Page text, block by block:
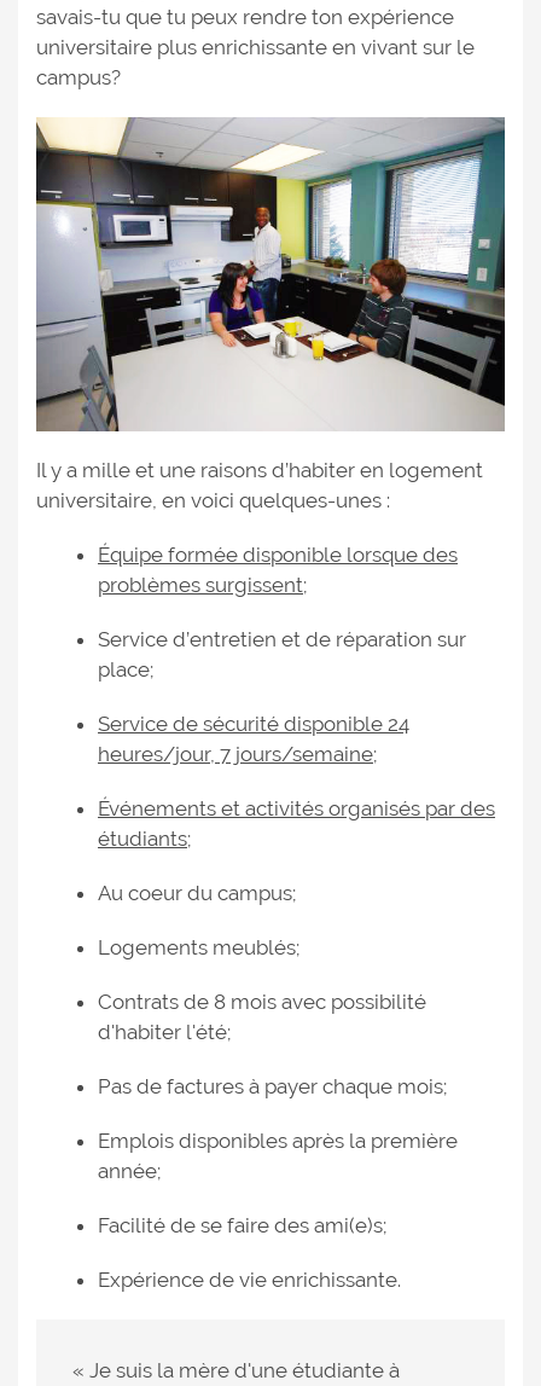
savais-tu que tu peux rendre ton expérience
universitaire plus enrichissante en vivant sur ​​le
campus?
Il y a mille et une raisons d’habiter en logement
universitaire, en voici quelques-unes :
Équipe formée disponible lorsque des
problèmes surgissent;
Service d’entretien et de réparation sur
place;
Service de sécurité disponible 24
heures/jour, 7 jours/semaine;
Événements et activités organisés par des
étudiants;
Au coeur du campus;
Logements meublés;
Contrats de 8 mois avec possibilité
d'habiter l'été;
Pas de factures à payer chaque mois;
Emplois disponibles après la première
année;
Facilité de se faire des ami(e)s;
Expérience de vie enrichissante.
« Je suis la mère d'une étudiante à